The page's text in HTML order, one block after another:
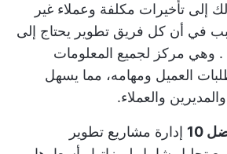
إلى تأخيرات مكلفة وعملاء غير
في أن كل فريق تطوير يحتاج إلى
. وهي مركز لجميع المعلومات
العميل ومهامه، مما يسهل
والعملاء.
10
إدارة مشاريع تطوير